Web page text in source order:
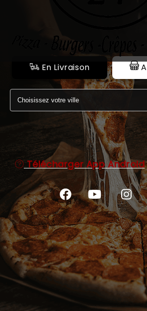
NOTRE RESTAURANT
VOS AVIS
MENTIONS LÉGALES
C.G.V
En Livraison
Télécharger App Android